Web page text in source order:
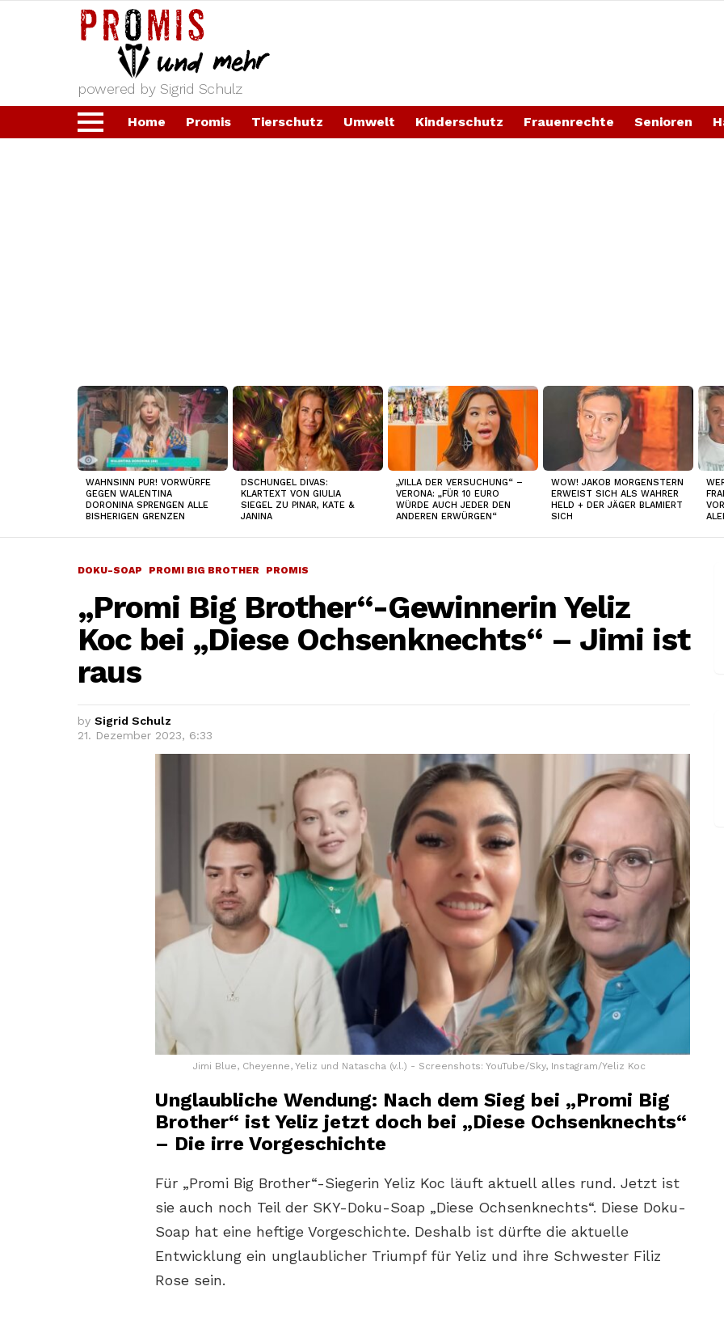
powered by Sigrid Schulz
Menu
Home Promis Tierschutz Umwelt Kinderschutz Frauenrechte Senioren
TOP
NEWS
WAHNSINN PUR! VORWÜRFE
GEGEN WALENTINA
DORONINA SPRENGEN ALLE
BISHERIGEN GRENZEN
DSCHUNGEL DIVAS:
KLARTEXT VON GIULIA
SIEGEL ZU PINAR, KATE &
JANINA
„VILLA DER VERSUCHUNG“ –
VERONA: „FÜR 10 EURO
WÜRDE AUCH JEDER DEN
ANDEREN ERWÜRGEN“
WOW! JAKOB MORGENSTERN
ERWEIST SICH ALS WAHRER
HELD + DER JÄGER BLAMIERT
SICH
DOKU-SOAP PROMI BIG BROTHER PROMIS
„Promi Big Brother“-Gewinnerin Yeliz
Koc bei „Diese Ochsenknechts“ – Jimi ist
raus
by Sigrid Schulz
21. Dezember 2023, 6:33
Jimi Blue, Cheyenne, Yeliz und Natascha (v.l.) - Screenshots: YouTube/Sky, Instagram/Yeliz Koc
Unglaubliche Wendung: Nach dem Sieg bei „Promi Big
Brother“ ist Yeliz jetzt doch bei „Diese Ochsenknechts“
– Die irre Vorgeschichte
Für „Promi Big Brother“-Siegerin Yeliz Koc läuft aktuell alles rund. Jetzt ist
sie auch noch Teil der SKY-Doku-Soap „Diese Ochsenknechts“. Diese Doku-
Soap hat eine heftige Vorgeschichte. Deshalb ist dürfte die aktuelle
Entwicklung ein unglaublicher Triumpf für Yeliz und ihre Schwester Filiz
Rose sein.